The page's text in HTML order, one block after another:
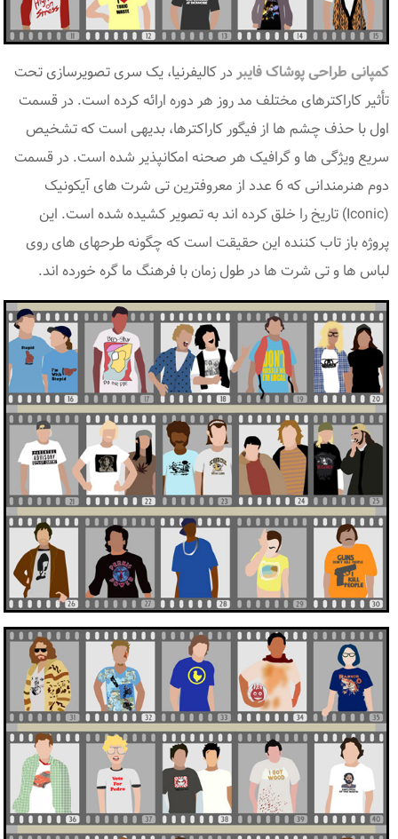
کمپانی طراحی پوشاک فایبردر کالیفرنیا، یک سری تصویرسازی تحت
تأثیر کاراکترهای مختلف مد روز هر دوره ارائه کرده است. در قسمت
اول با حذف چشم ها از فیگور کاراکترها، بدیهی است که تشخیص
سریع ویژگی ها و گرافیک هر صحنه امکانپذیر شده است. در قسمت
دوم هنرمندانی که 6 عدد از معروفترین تی شرت های آیکونیک
(Iconic) تاریخ را خلق کرده اند به تصویر کشیده شده است. این
پروژه باز تاب کننده این حقیقت است که چگونه طرحهای های روی
لباس ها و تی شرت ها در طول زمان با فرهنگ ما گره خورده اند.